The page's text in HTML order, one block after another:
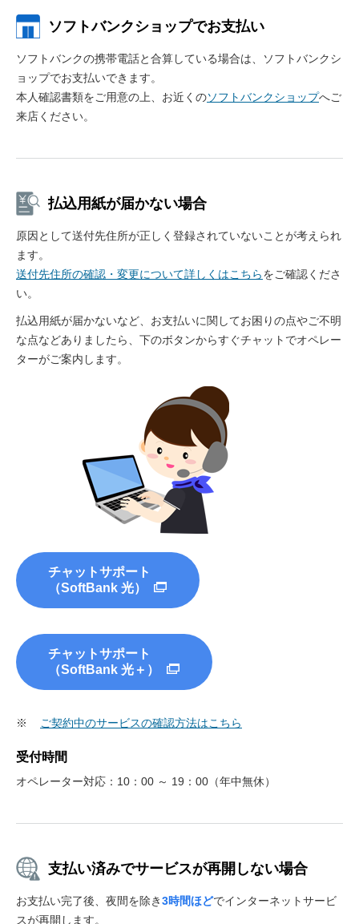
ソフトバンクショップでお支払い
ソフトバンクの携帯電話と合算している場合は、ソフトバンクシ
ョップでお支払いできます。
本人確認書類をご用意の上、お近くのソフトバンクショップへご
来店ください。
払込用紙が届かない場合
原因として送付先住所が正しく登録されていないことが考えられ
ます。
送付先住所の確認・変更について詳しくはこちらをご確認くださ
い。
払込用紙が届かないなど、お支払いに関してお困りの点やご不明
な点などありましたら、下のボタンからすぐチャットでオペレー
ターがご案内します。
チャットサポート
（SoftBank 光）
チャットサポート
（SoftBank 光＋）
※ ご契約中のサービスの確認方法はこちら
受付時間
オペレーター対応：10：00 ～ 19：00（年中無休）
支払い済みでサービスが再開しない場合
お支払い完了後、夜間を除き3時間ほどでインターネットサービ
スが再開します。